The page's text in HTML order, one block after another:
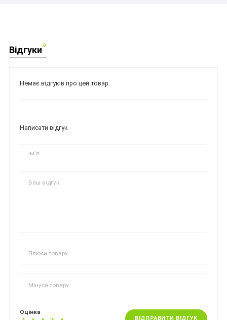
Відгуки 0
Немає відгуків про цей товар.
Написати відгук
Оцінка
ВІДПРАВИТИ ВІДГУК